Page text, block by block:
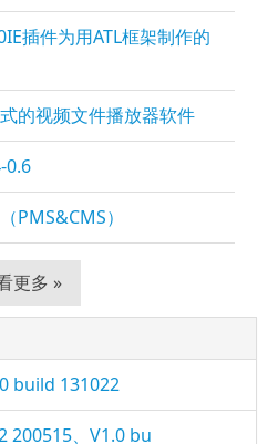
插件为用ATL框架制作的
的视频文件播放器软件
0.6
PMS&CMS）
更多 »
build 131022
200515、V1.0 bu